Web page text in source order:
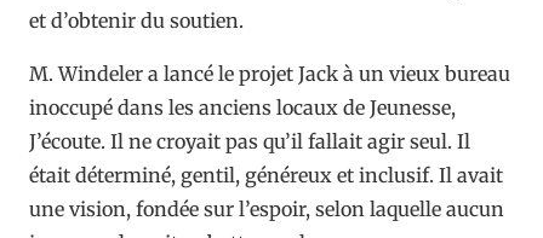
et d’obtenir du soutien.
M. Windeler a lancé le projet Jack à un vieux bureau
inoccupé dans les anciens locaux de Jeunesse,
J’écoute. Il ne croyait pas qu’il fallait agir seul. Il
était déterminé, gentil, généreux et inclusif. Il avait
une vision, fondée sur l’espoir, selon laquelle aucun